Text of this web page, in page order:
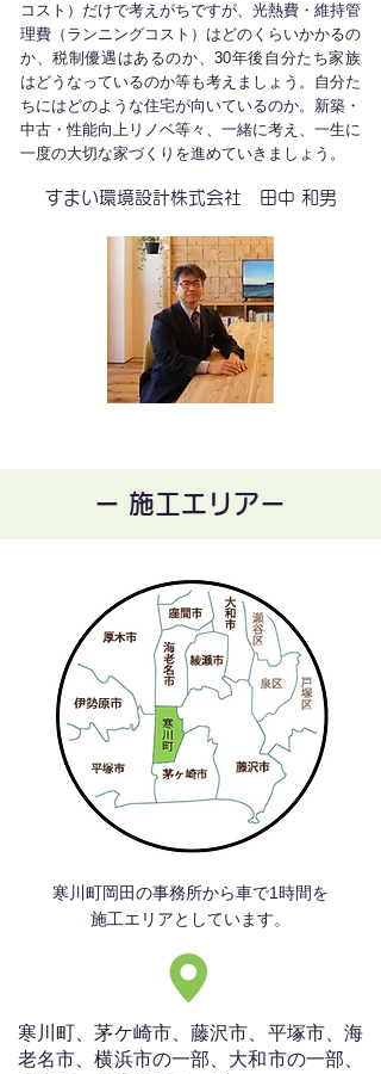
コスト）だけで考えがちですが、光熱費・維持管
理費（ランニングコスト）はどのくらいかかるの
か、税制優遇はあるのか、30年後自分たち家族
はどうなっているのか等も考えましょう。自分た
ちにはどのような住宅が向いているのか。新築・
中古・性能向上リノベ等々、一緒に考え、一生に
一度の大切な家づくりを進めていきましょう。
すまい環境設計株式会社 田中 和男
ー 施工エリアー
寒川町岡田の事務所から車で1時間を
施工エリアとしています。
寒川町、茅ケ崎市、藤沢市、平塚市、海
老名市、横浜市の一部、大和市の一部、